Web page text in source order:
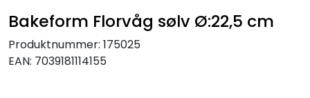
Bakeform Florvåg sølv Ø:22,5 cm
Produktnummer: 175025
EAN: 7039181114155